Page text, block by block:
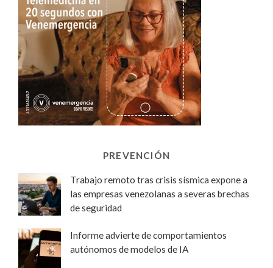
PREVENCIÓN
Trabajo remoto tras crisis sísmica expone a
las empresas venezolanas a severas brechas
de seguridad
Informe advierte de comportamientos
autónomos de modelos de IA